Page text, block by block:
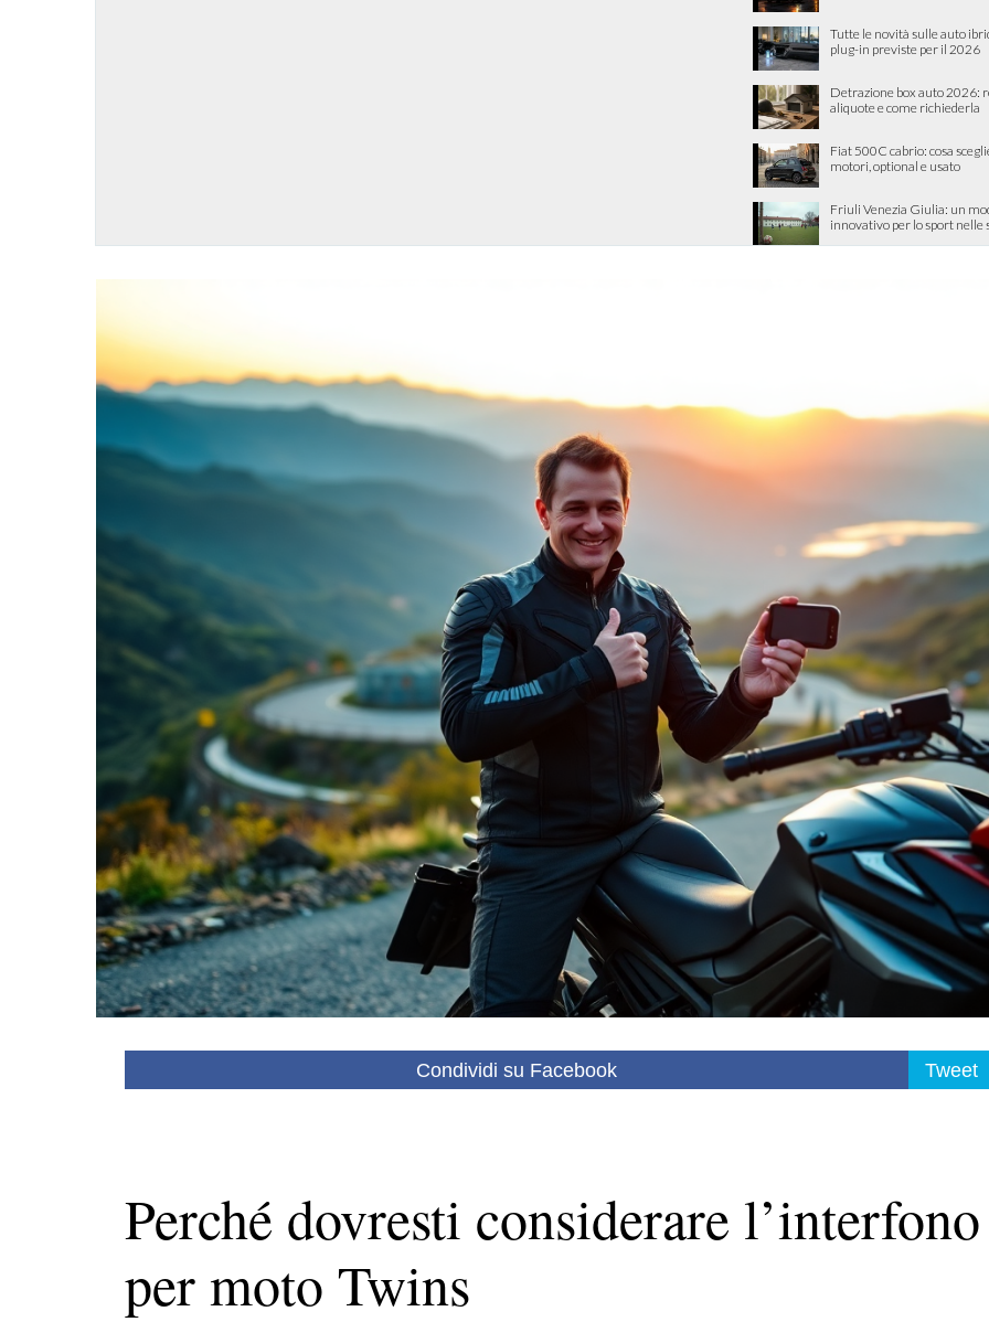
Tutte le novità sulle auto
plug-in previste per il 2026
Detrazione box auto 2026:
aliquote e come richiederla
Fiat 500C cabrio: cosa
motori, optional e usato
Friuli Venezia Giulia: un
innovativo per lo sport nelle
Condividi su Facebook Tweet
Perché dovresti considerare l’interfono
per moto Twins